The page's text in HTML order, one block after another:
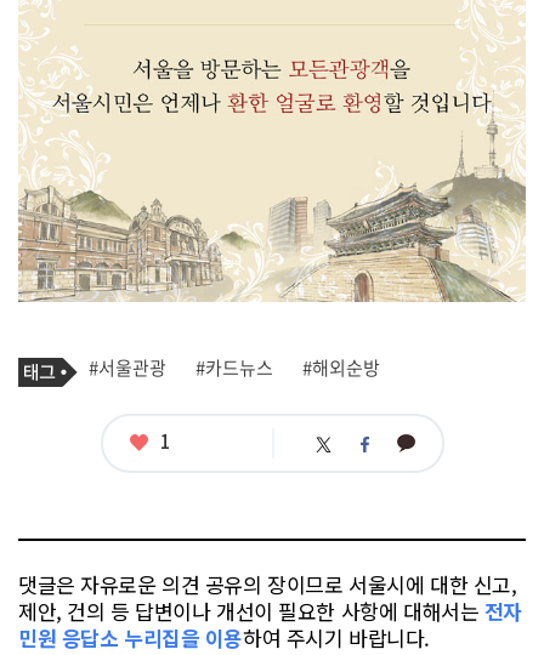
기
사
태
그
#서울관광 #카드뉴스 #해외순방
좋
1 트 페 카
댓글은 자유로운 의견 공유의 장이므로 서울시에 대한 신고,
제안, 건의 등 답변이나 개선이 필요한 사항에 대해서는 전자
민원 응답소 누리집을 이용하여 주시기 바랍니다.